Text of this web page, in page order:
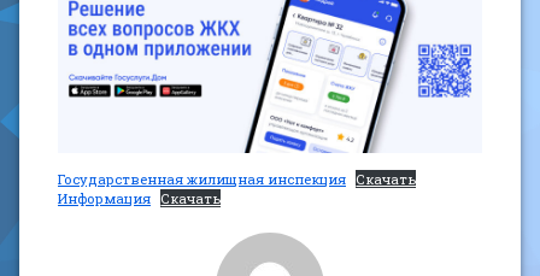
Государственная жилищная инспекция Скачать
Информация Скачать